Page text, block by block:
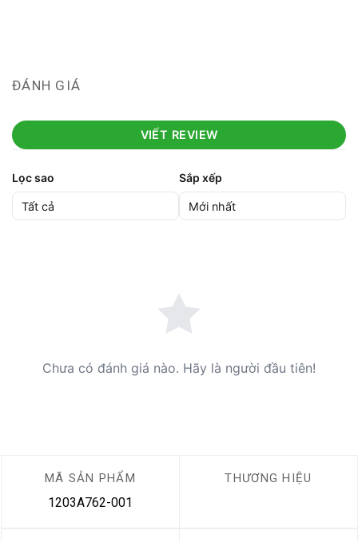
ĐÁNH GIÁ
VIẾT REVIEW
Lọc sao Sắp xếp
Chưa có đánh giá nào. Hãy là người đầu tiên!
MÃ SẢN PHẨM
1203A762-001
THƯƠNG HIỆU